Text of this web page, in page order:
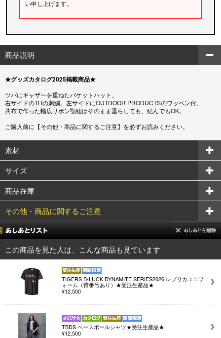
い申し上げます。
商品説明
★グッズカタログ2025掲載商品★
ツバにギャザーを重ねたバケットハット。
右サイドのTHの刺繍。左サイドにOUTDOOR PRODUCTSのワッペン付。
共布で作った幅広リボン顎紐はそのまま垂らしても、結んでもOK。
ご購入前に【その他・商品に関するご注意】を必ずお読みください。
素材
サイズ
商品在庫
その他・商品に関するご注意
この商品を見た人は、こんな商品も見ています
TIGERS B-LUCK DYNAMITE SERIES2026 レプリカユニフ
ォーム（背番号あり）★受注生産品★
¥12,500
TBDS ベースボールシャツ★受注生産品★
¥12,500